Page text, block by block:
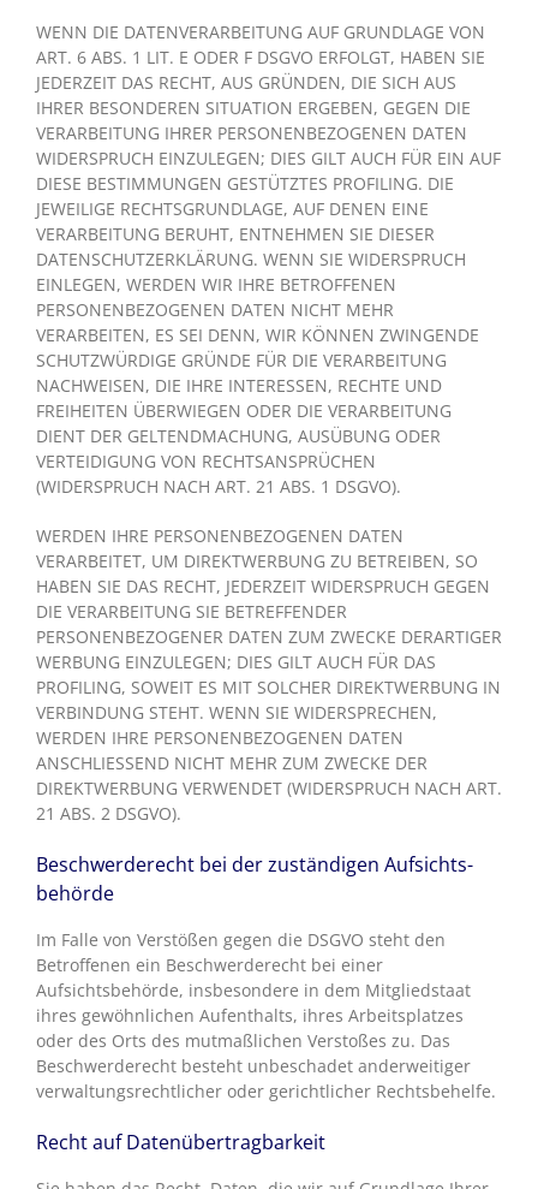
WENN DIE DATENVERARBEITUNG AUF GRUNDLAGE VON
ART. 6 ABS. 1 LIT. E ODER F DSGVO ERFOLGT, HABEN SIE
JEDERZEIT DAS RECHT, AUS GRÜNDEN, DIE SICH AUS
IHRER BESONDEREN SITUATION ERGEBEN, GEGEN DIE
VERARBEITUNG IHRER PERSONENBEZOGENEN DATEN
WIDERSPRUCH EINZULEGEN; DIES GILT AUCH FÜR EIN AUF
DIESE BESTIMMUNGEN GESTÜTZTES PROFILING. DIE
JEWEILIGE RECHTSGRUNDLAGE, AUF DENEN EINE
VERARBEITUNG BERUHT, ENTNEHMEN SIE DIESER
DATENSCHUTZERKLÄRUNG. WENN SIE WIDERSPRUCH
EINLEGEN, WERDEN WIR IHRE BETROFFENEN
PERSONENBEZOGENEN DATEN NICHT MEHR
VERARBEITEN, ES SEI DENN, WIR KÖNNEN ZWINGENDE
SCHUTZWÜRDIGE GRÜNDE FÜR DIE VERARBEITUNG
NACHWEISEN, DIE IHRE INTERESSEN, RECHTE UND
FREIHEITEN ÜBERWIEGEN ODER DIE VERARBEITUNG
DIENT DER GELTENDMACHUNG, AUSÜBUNG ODER
VERTEIDIGUNG VON RECHTSANSPRÜCHEN
(WIDERSPRUCH NACH ART. 21 ABS. 1 DSGVO).
WERDEN IHRE PERSONENBEZOGENEN DATEN
VERARBEITET, UM DIREKTWERBUNG ZU BETREIBEN, SO
HABEN SIE DAS RECHT, JEDERZEIT WIDERSPRUCH GEGEN
DIE VERARBEITUNG SIE BETREFFENDER
PERSONENBEZOGENER DATEN ZUM ZWECKE DERARTIGER
WERBUNG EINZULEGEN; DIES GILT AUCH FÜR DAS
PROFILING, SOWEIT ES MIT SOLCHER DIREKTWERBUNG IN
VERBINDUNG STEHT. WENN SIE WIDERSPRECHEN,
WERDEN IHRE PERSONENBEZOGENEN DATEN
ANSCHLIESSEND NICHT MEHR ZUM ZWECKE DER
DIREKTWERBUNG VERWENDET (WIDERSPRUCH NACH ART.
21 ABS. 2 DSGVO).
Beschwerde­recht bei der zuständigen Aufsichts­
behörde
Im Falle von Verstößen gegen die DSGVO steht den
Betroffenen ein Beschwerderecht bei einer
Aufsichtsbehörde, insbesondere in dem Mitgliedstaat
ihres gewöhnlichen Aufenthalts, ihres Arbeitsplatzes
oder des Orts des mutmaßlichen Verstoßes zu. Das
Beschwerderecht besteht unbeschadet anderweitiger
verwaltungsrechtlicher oder gerichtlicher Rechtsbehelfe.
Recht auf Daten­übertrag­barkeit